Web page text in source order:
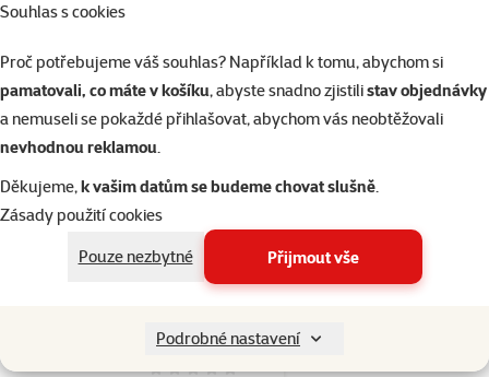
Souhlas s cookies
Proč potřebujeme váš souhlas? Například k tomu, abychom si
pamatovali, co máte v košíku, abyste snadno zjistilistav objednávky
a nemuseli se pokaždé přihlašovat, abychom vás neobtěžovali
nevhodnou reklamou.
Děkujeme,k vašim datům se budeme chovat slušně.
Zásady použití cookies
Pouze nezbytné
Přijmout vše
Podrobné nastavení
Koupací župan
Hodnocení 0%
💥 Výprodej
do košíku